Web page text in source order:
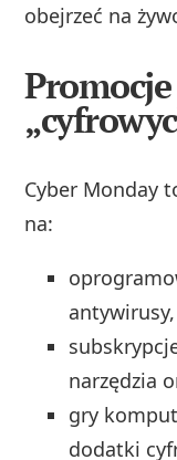
obejrzeć na
Cyber Monday
na:
narzędzia
gry
dodatki